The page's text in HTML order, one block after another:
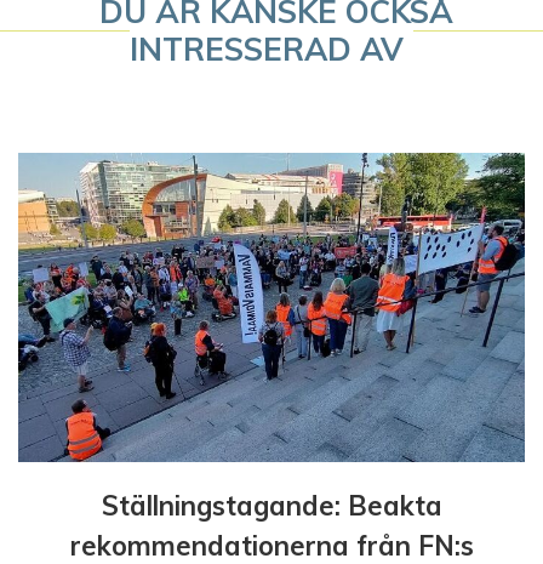
v
e
r
i
n
g
DU ÄR KANSKE OCKSÅ
INTRESSERAD AV
Ställningstagande: Beakta
rekommendationerna från FN:s